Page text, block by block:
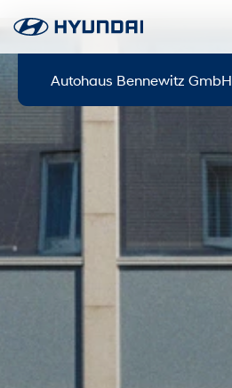
Autohaus Bennewitz GmbH